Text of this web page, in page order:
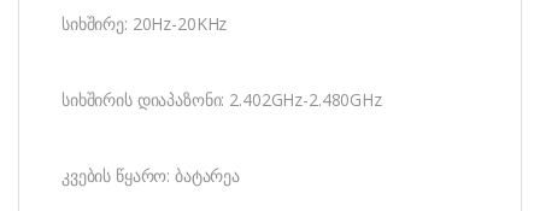
სიხშირე: 20Hz-20KHz
სიხშირის დიაპაზონი: 2.402GHz-2.480GHz
კვების წყარო: ბატარეა